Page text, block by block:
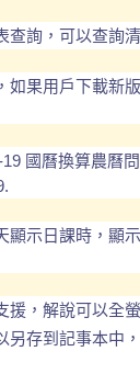
查詢，可以查詢
如果用戶下載新
國曆換算農曆
顯示日課時，顯
援，解說可以全
另存到記事本中